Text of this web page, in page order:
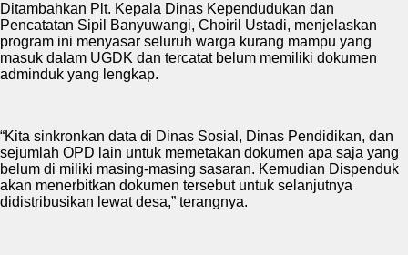
Ditambahkan Plt. Kepala Dinas Kependudukan dan
Pencatatan Sipil Banyuwangi, Choiril Ustadi, menjelaskan
program ini menyasar seluruh warga kurang mampu yang
masuk dalam UGDK dan tercatat belum memiliki dokumen
adminduk yang lengkap.
“Kita sinkronkan data di Dinas Sosial, Dinas Pendidikan, dan
sejumlah OPD lain untuk memetakan dokumen apa saja yang
belum di miliki masing-masing sasaran. Kemudian Dispenduk
akan menerbitkan dokumen tersebut untuk selanjutnya
didistribusikan lewat desa,” terangnya.